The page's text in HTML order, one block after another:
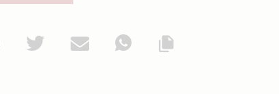
Facebook
Twitter Mail
WhatsApp